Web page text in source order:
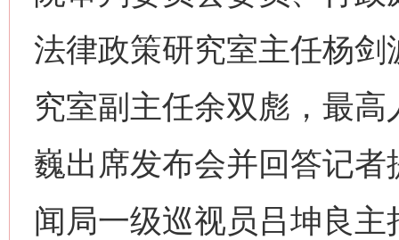
法律政策研究室主任杨
究室副主任余双彪，最
巍出席发布会并回答记
闻局一级巡视员吕坤良主